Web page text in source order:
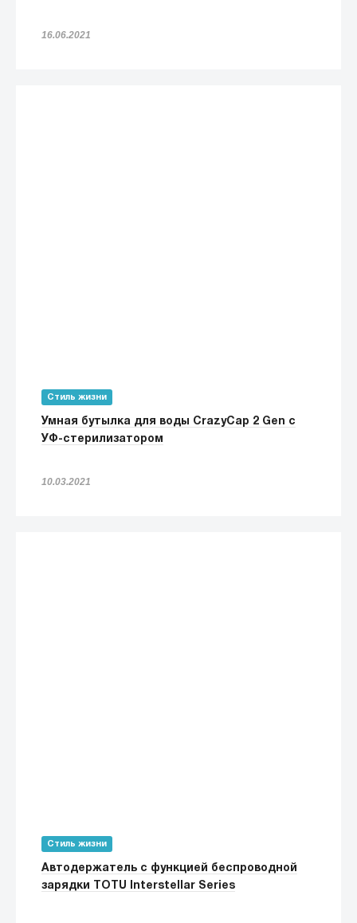
16.06.2021
Стиль жизни
Умная бутылка для воды CrazyCap 2 Gen с
УФ-стерилизатором
10.03.2021
Стиль жизни
Автодержатель с функцией беспроводной
зарядки TOTU Interstellar Series